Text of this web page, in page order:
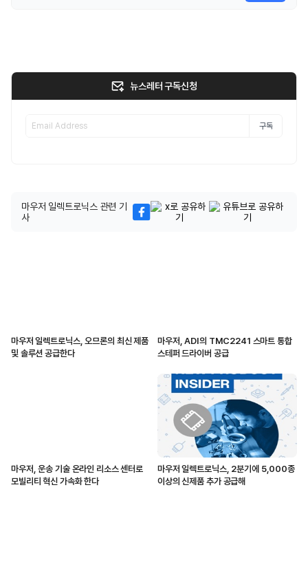
뉴스레터 구독신청
구독
마우저 일렉트로닉스 관련 기
사
마우저 일렉트로닉스, 오므론의 최신 제품
및 솔루션 공급한다
마우저, ADI의 TMC2241 스마트 통합
스테퍼 드라이버 공급
마우저, 운송 기술 온라인 리소스 센터로
모빌리티 혁신 가속화 한다
마우저 일렉트로닉스, 2분기에 5,000종
이상의 신제품 추가 공급해